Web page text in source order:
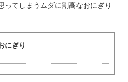
ってしまうムダに割高なおにぎり
にぎり